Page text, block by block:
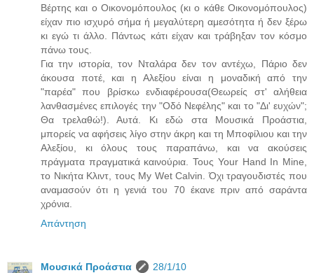
Βέρτης και ο Οικονομόπουλος (κι ο κάθε Οικονομόπουλος)
είχαν πιο ισχυρό σήμα ή μεγαλύτερη αμεσότητα ή δεν ξέρω
κι εγώ τι άλλο. Πάντως κάτι είχαν και τράβηξαν τον κόσμο
πάνω τους.
Για την ιστορία, τον Νταλάρα δεν τον αντέχω, Πάριο δεν
άκουσα ποτέ, και η Αλεξίου είναι η μοναδική από την
"παρέα" που βρίσκω ενδιαφέρουσα(Θεωρείς στ' αλήθεια
λανθασμένες επιλογές την "Οδό Νεφέλης" και το "Δι' ευχών";
Θα τρελαθώ!). Αυτά. Κι εδώ στα Μουσικά Προάστια,
μπορείς να αφήσεις λίγο στην άκρη και τη Μποφίλιου και την
Αλεξίου, κι όλους τους παραπάνω, και να ακούσεις
πράγματα πραγματικά καινούρια. Τους Your Hand In Mine,
το Νικήτα Κλιντ, τους My Wet Calvin. Όχι τραγουδιστές που
αναμασούν ότι η γενιά του 70 έκανε πριν από σαράντα
χρόνια.
Απάντηση
Μουσικά Προάστια
28/1/10